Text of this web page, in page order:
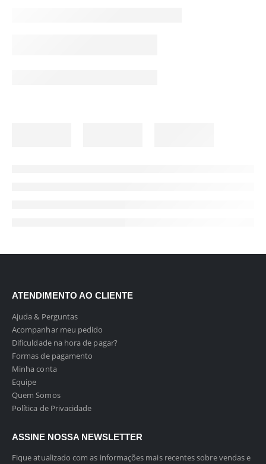
ATENDIMENTO AO CLIENTE
Ajuda & Perguntas
Acompanhar meu pedido
Dificuldade na hora de pagar?
Formas de pagamento
Minha conta
Equipe
Quem Somos
Política de Privacidade
ASSINE NOSSA NEWSLETTER
Fique atualizado com as informações mais recentes sobre vendas e